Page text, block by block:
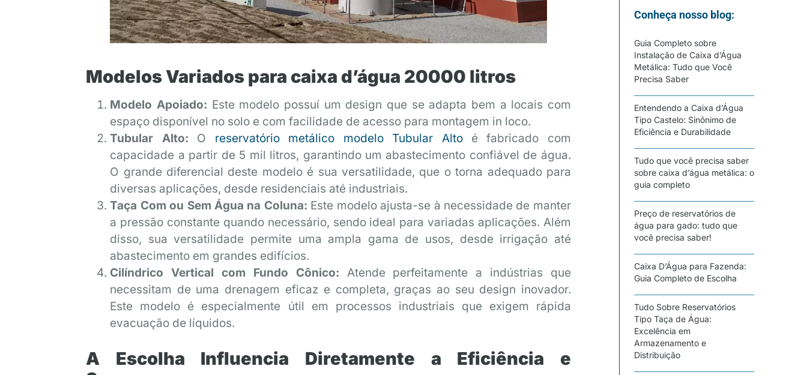
Modelos Variados para caixa d’água 20000 litros
Modelo Apoiado: Este modelo possuí um design que se adapta bem a locais com
espaço disponível no solo e com facilidade de acesso para montagem in loco.
Tubular Alto: O reservatório metálico modelo Tubular Altoé fabricado com
capacidade a partir de 5 mil litros, garantindo um abastecimento confiável de água.
O grande diferencial deste modelo é sua versatilidade, que o torna adequado para
diversas aplicações, desde residenciais até industriais.
Taça Com ou Sem Água na Coluna: Este modelo ajusta-se à necessidade de manter
a pressão constante quando necessário, sendo ideal para variadas aplicações. Além
disso, sua versatilidade permite uma ampla gama de usos, desde irrigação até
abastecimento em grandes edifícios.
Cilíndrico Vertical com Fundo Cônico: Atende perfeitamente a indústrias que
necessitam de uma drenagem eficaz e completa, graças ao seu design inovador.
Este modelo é especialmente útil em processos industriais que exigem rápida
evacuação de líquidos.
A Escolha Influencia Diretamente a Eficiência e
Conheça nosso blog:
Guia Completo sobre
Instalação de Caixa d’Água
Metálica: Tudo que Você
Precisa Saber
Entendendo a Caixa d’Água
Tipo Castelo: Sinônimo de
Eficiência e Durabilidade
Tudo que você precisa saber
sobre caixa d’água metálica: o
guia completo
Preço de reservatórios de
água para gado: tudo que
você precisa saber!
Caixa D’Água para Fazenda:
Guia Completo de Escolha
Tudo Sobre Reservatórios
Tipo Taça de Água:
Excelência em
Armazenamento e
Distribuição